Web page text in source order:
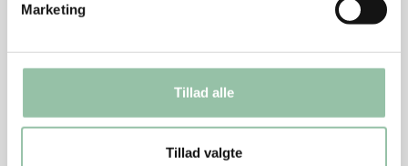
Marketing
Tillad alle
Tillad valgte
Nu hedder det grisehjerte. Før hed udskæringen
svinehjerte.
Næringsindhold pr. person (ca. 490 g af retten):